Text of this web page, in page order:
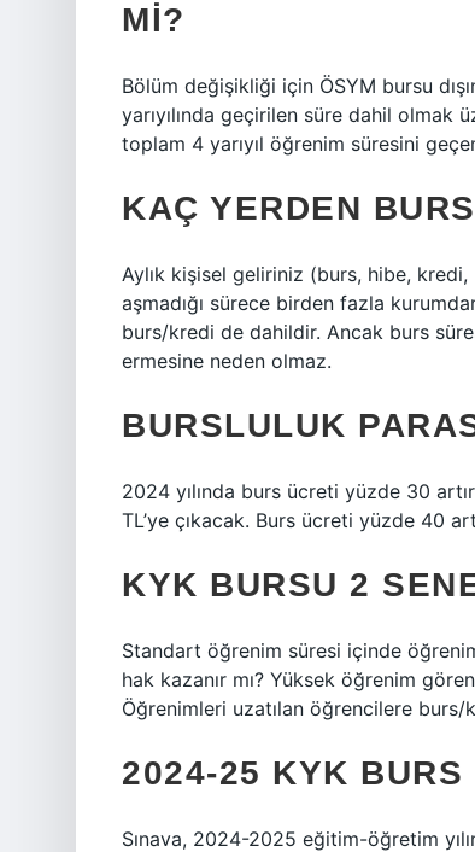
MI?
Bölüm değişikliği için ÖSYM bursu
yarıyılında geçirilen süre dahil olmak
toplam 4 yarıyıl öğrenim süresini
KAÇ YERDEN
Aylık kişisel geliriniz (burs, hibe,
aşmadığı sürece birden fazla
burs/kredi de dahildir. Ancak burs
ermesine neden olmaz.
BURSLULUK
2024 yılında burs ücreti yüzde 30
TL’ye çıkacak. Burs ücreti yüzde 40
KYK BURSU 2
Standart öğrenim süresi içinde
hak kazanır mı? Yüksek öğrenim
Öğrenimleri uzatılan öğrencilere burs/
2024-25 KYK
Sınava, 2024-2025 eğitim-öğretim